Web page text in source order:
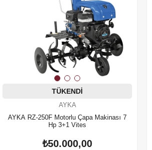
TÜKENDI
AYKA
AYKA RZ-250F Motorlu Çapa Makinası 7
Hp 3+1 Vites
₺50.000,00